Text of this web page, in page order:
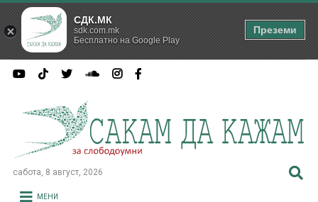
сабота, 8 август, 2026
МЕНИ
СДК.МК
sdk.com.mk
Бесплатно на Google Play
Преземи